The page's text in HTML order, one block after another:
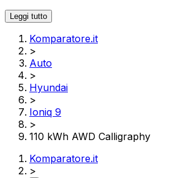
Leggi tutto
Komparatore.it
>
Auto
>
Hyundai
>
Ioniq 9
>
110 kWh AWD Calligraphy
Komparatore.it
>